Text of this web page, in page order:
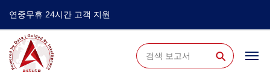
연중무휴 24시간 고객 지원
⚲